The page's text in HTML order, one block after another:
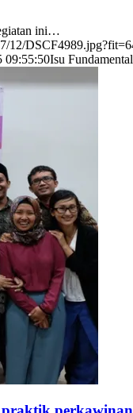
ini…
12/
09:55:50Isu